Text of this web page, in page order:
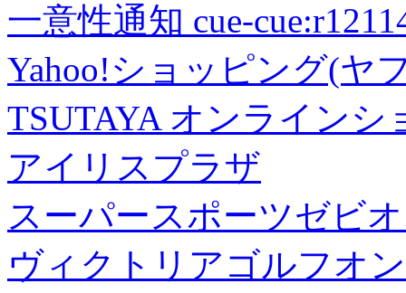
一意性通知 cue-
Yahoo!ショッピング(ヤ
TSUTAYA オンラインシ
アイリスプラザ
スーパースポーツゼビ
ヴィクトリアゴルフオ